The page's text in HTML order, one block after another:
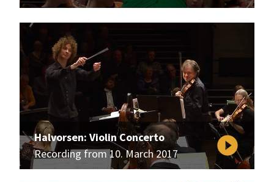
Halvorsen: Violin Concerto
Recording from 10. March 2017
play_circle_filled